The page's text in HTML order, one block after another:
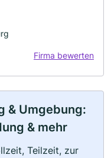
Firma bewerten
& Umgebung:
& mehr
Teilzeit, zur